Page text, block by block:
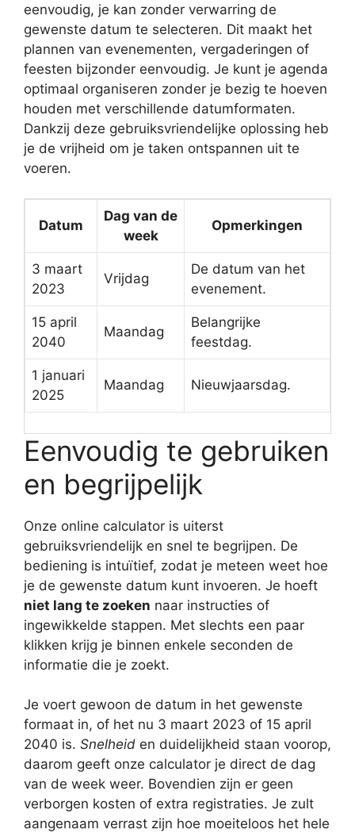
eenvoudig, je kan zonder verwarring de
gewenste datum te selecteren. Dit maakt het
plannen van evenementen, vergaderingen of
feesten bijzonder eenvoudig. Je kunt je agenda
optimaal organiseren zonder je bezig te hoeven
houden met verschillende datumformaten.
Dankzij deze gebruiksvriendelijke oplossing heb
je de vrijheid om je taken ontspannen uit te
voeren.
Datum
Dag van de
week
Opmerkingen
3 maart
2023
Vrijdag
De datum van het
evenement.
15 april
2040
Maandag
Belangrijke
feestdag.
1 januari
2025
Maandag Nieuwjaarsdag.
Eenvoudig te gebruiken
en begrijpelijk
Onze online calculator is uiterst
gebruiksvriendelijk en snel te begrijpen. De
bediening is intuïtief, zodat je meteen weet hoe
je de gewenste datum kunt invoeren. Je hoeft
niet lang te zoeken naar instructies of
ingewikkelde stappen. Met slechts een paar
klikken krijg je binnen enkele seconden de
informatie die je zoekt.
Je voert gewoon de datum in het gewenste
formaat in, of het nu 3 maart 2023 of 15 april
2040 is. Snelheid en duidelijkheid staan voorop,
daarom geeft onze calculator je direct de dag
van de week weer. Bovendien zijn er geen
verborgen kosten of extra registraties. Je zult
aangenaam verrast zijn hoe moeiteloos het hele